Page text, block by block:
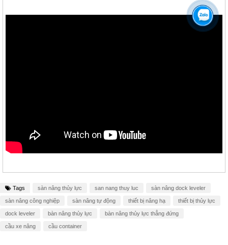
Tags sàn nâng thủy lực san nang thuy luc sàn nâng dock leveler
sàn nâng công nghiệp sàn nâng tự động thiết bị nâng hạ thiết bị thủy lực
dock leveler bàn nâng thủy lực bàn nâng thủy lực thẳng đứng
cầu xe nâng cầu container